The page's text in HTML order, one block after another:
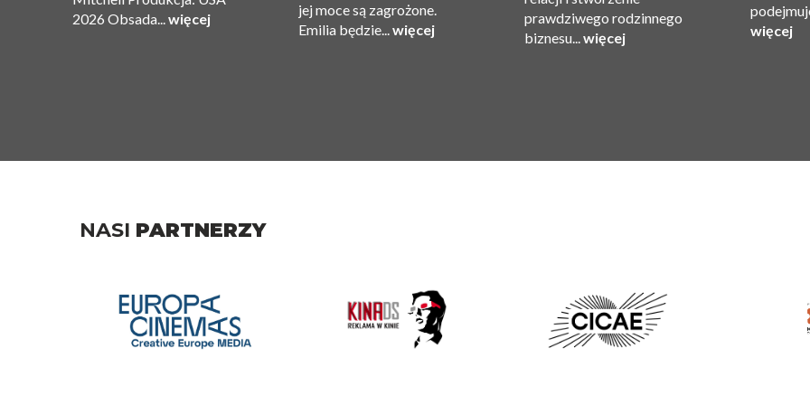
2026 Obsada...więcej
jej moce są zagrożone.
Emilia będzie...więcej
prawdziwego rodzinnego
biznesu...więcej
więcej
NASI PARTNERZY